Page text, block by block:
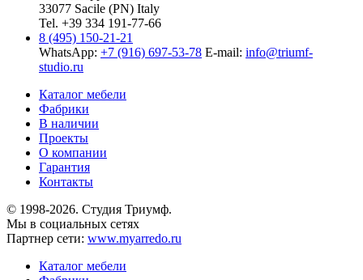
33077 Sacile (PN) Italy
Tel. +39 334 191-77-66
8 (495) 150-21-21
WhatsApp: +7 (916) 697-53-78 E-mail: info@triumf-
studio.ru
Каталог мебели
Фабрики
В наличии
Проекты
О компании
Гарантия
Контакты
© 1998-2026. Студия Триумф.
Мы в социальных сетях
Партнер сети: www.myarredo.ru
Каталог мебели